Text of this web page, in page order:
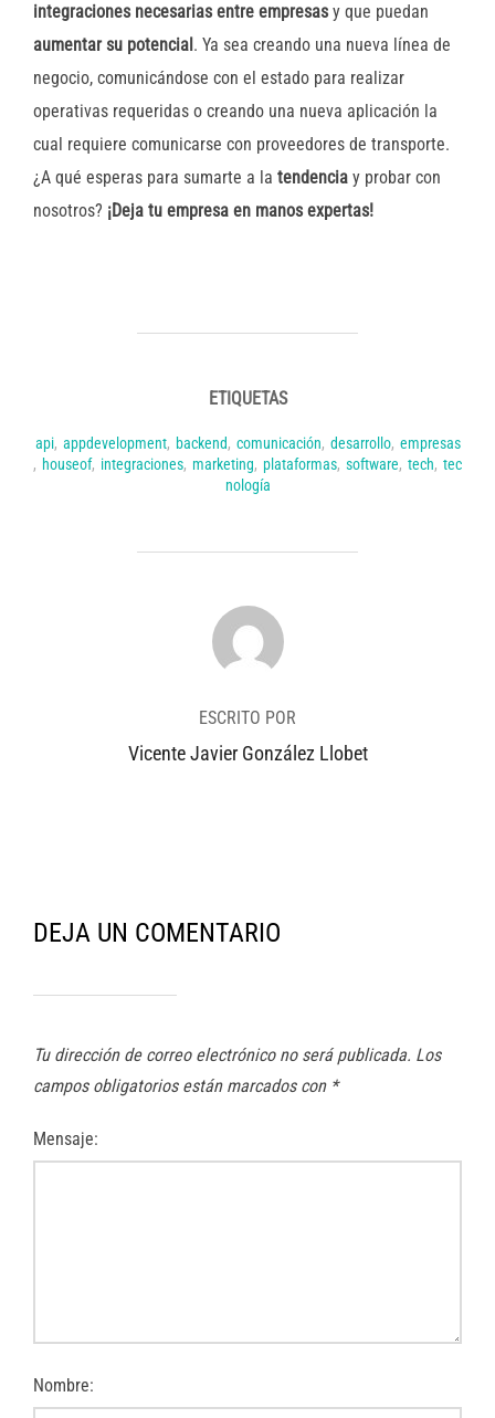
integraciones necesarias entre empresas y que puedan
aumentar su potencial. Ya sea creando una nueva línea de
negocio, comunicándose con el estado para realizar
operativas requeridas o creando una nueva aplicación la
cual requiere comunicarse con proveedores de transporte.
¿A qué esperas para sumarte a la tendencia y probar con
nosotros? ¡Deja tu empresa en manos expertas!
ETIQUETAS
api, appdevelopment, backend, comunicación, desarrollo, empresas
, houseof, integraciones, marketing, plataformas, software, tech, tec
nología
AUTOR DE LA PUBLICACIÓN
ESCRITO POR
Vicente Javier González Llobet
DEJA UN COMENTARIO
Tu dirección de correo electrónico no será publicada. Los
campos obligatorios están marcados con *
Mensaje:
Nombre: